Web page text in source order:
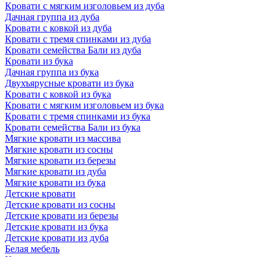
Кровати с мягким изголовьем из дуба
Дачная группа из дуба
Кровати с ковкой из дуба
Кровати с тремя спинками из дуба
Кровати семейства Бали из дуба
Кровати из бука
Дачная группа из бука
Двухъярусные кровати из бука
Кровати с ковкой из бука
Кровати с мягким изголовьем из бука
Кровати с тремя спинками из бука
Кровати семейства Бали из бука
Мягкие кровати из массива
Мягкие кровати из сосны
Мягкие кровати из березы
Мягкие кровати из дуба
Мягкие кровати из бука
Детские кровати
Детские кровати из сосны
Детские кровати из березы
Детские кровати из бука
Детские кровати из дуба
Белая мебель